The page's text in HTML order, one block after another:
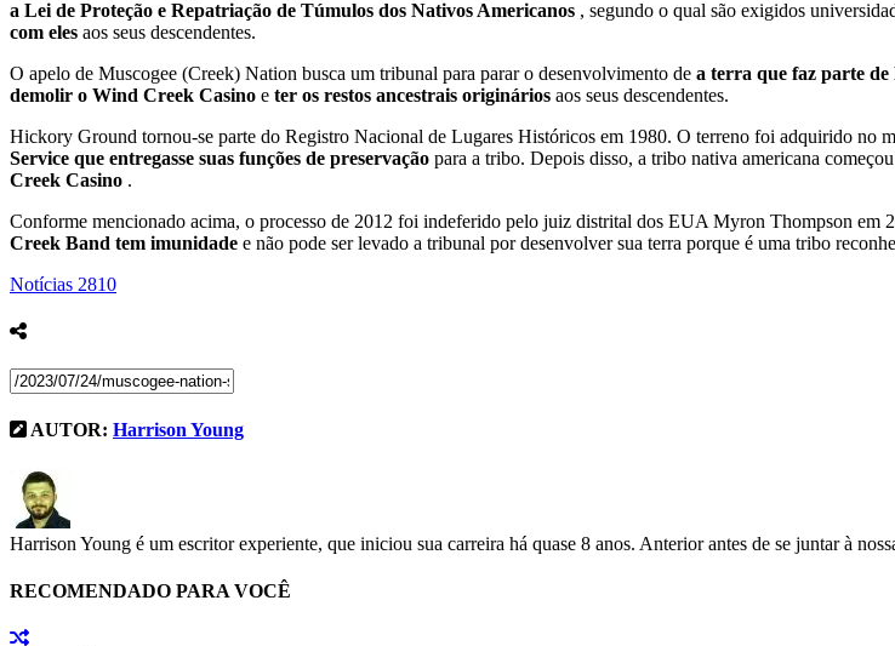
a Lei de Proteção e Repatriação de Túmulos dos Nativos Americanos , segundo o qual são exigidos
com eles aos seus descendentes.
O apelo de Muscogee (Creek) Nation busca um tribunal para parar o desenvolvimento de a terra que faz parte
demolir o Wind Creek Casino e ter os restos ancestrais originários aos seus descendentes.
Hickory Ground tornou-se parte do Registro Nacional de Lugares Históricos em 1980. O terreno foi adquirido no
Service que entregasse suas funções de preservação para a tribo. Depois disso, a tribo nativa americana
Creek Casino .
Conforme mencionado acima, o processo de 2012 foi indeferido pelo juiz distrital dos EUA Myron Thompson em
Creek Band tem imunidade e não pode ser levado a tribunal por desenvolver sua terra porque é uma tribo
Notícias 2810
AUTOR: Harrison Young
Harrison Young é um escritor experiente, que iniciou sua carreira há quase 8 anos. Anterior antes de se juntar à
RECOMENDADO PARA VOCÊ